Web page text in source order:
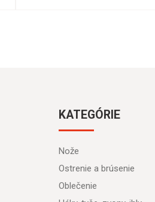
KATEGÓRIE
Nože
Ostrenie a brúsenie
Oblečenie